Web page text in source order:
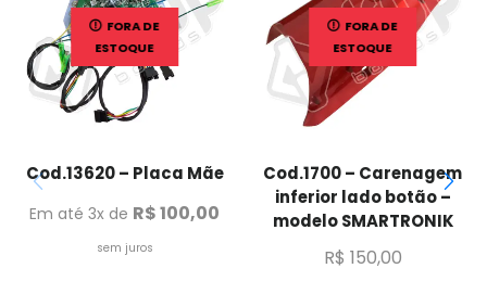
FORA DE
ESTOQUE
Cod.13620 – Placa Mãe
Em até 3x de R$100,00
sem juros
FORA DE
ESTOQUE
Cod.1700 – Carenagem
inferior lado botão –
modelo SMARTRONIK
R$ 150,00